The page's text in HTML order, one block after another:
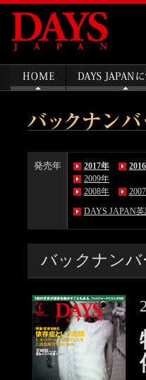
発売年 2017年
2009年
2008年
DAYS JAPAN英
バックナンバ